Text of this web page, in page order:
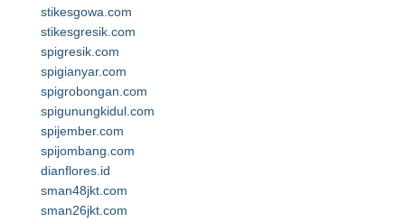
stikesgowa.com
stikesgresik.com
spigresik.com
spigianyar.com
spigrobongan.com
spigunungkidul.com
spijember.com
spijombang.com
dianflores.id
sman48jkt.com
sman26jkt.com